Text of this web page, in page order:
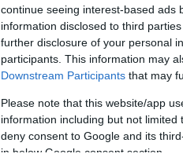
continue seeing interest-based ads
information disclosed to third
further disclosure of your personal
participants. This information may
Downstream Participants that may
Please note that this website/app
information including but not
deny consent to Google and its
in below Google consent section.
Αθλητισμός|
η
που είχε
Ο Νόβακ